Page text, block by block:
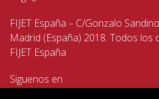
FIJET España – C/Gonzalo
Madrid (España) 2018. Todos los
FIJET España
Siguenos en